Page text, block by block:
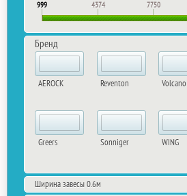
999 4374 7750
Бренд
AEROCK
Greers
Reventon
Sonniger
Volcano
WING
Ширина завесы 0.6м